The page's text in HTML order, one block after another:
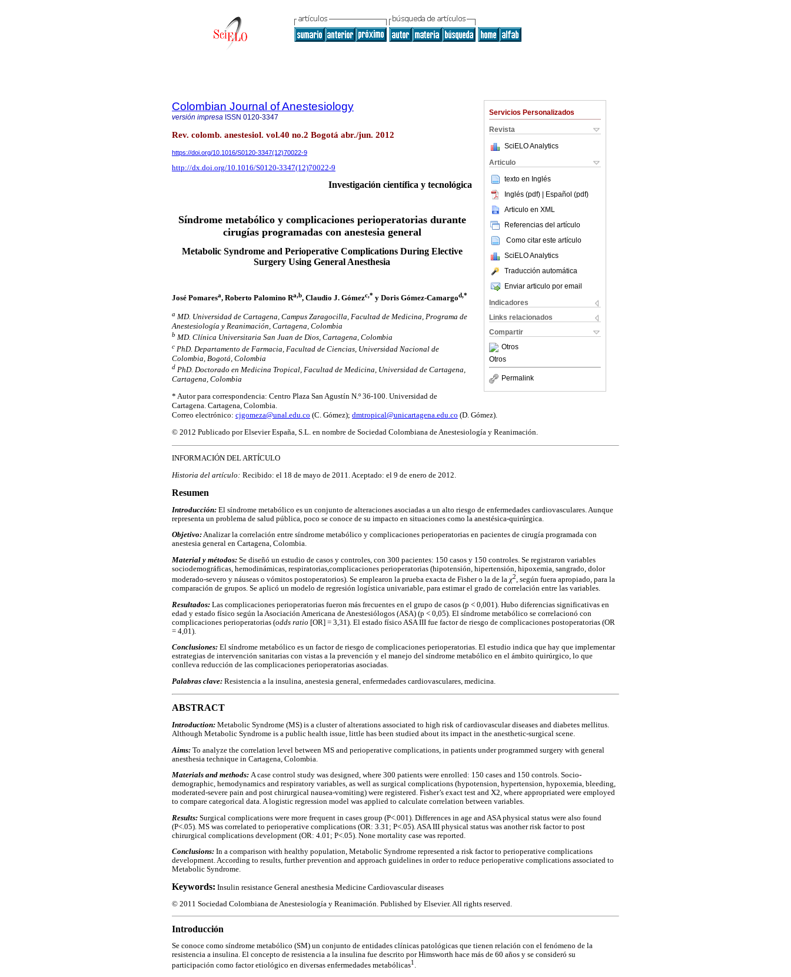
Servicios Personalizados
Revista
SciELO Analytics
Articulo
texto en Inglés
Inglés (pdf) | Español (pdf)
Articulo en XML
Referencias del artículo
Como citar este artículo
SciELO Analytics
Traducción automática
Enviar articulo por email
Indicadores
Links relacionados
Compartir
Otros
Otros
Permalink
Colombian Journal of Anestesiology
versión impresa ISSN 0120-3347
Rev. colomb. anestesiol. vol.40 no.2 Bogotá abr./jun. 2012
https://doi.org/10.1016/S0120-3347(12)70022-9
http://dx.doi.org/10.1016/S0120-3347(12)70022-9
Investigación científica y tecnológica
Síndrome metabólico y complicaciones perioperatorias durante
cirugías programadas con anestesia general
Metabolic Syndrome and Perioperative Complications During Elective
Surgery Using General Anesthesia
José Pomaresa, Roberto Palomino Ra,b, Claudio J. Gómezc,* y Doris Gómez‑Camargod,*
a MD. Universidad de Cartagena, Campus Zaragocilla, Facultad de Medicina, Programa de
Anestesiología y Reanimación, Cartagena, Colombia
b MD. Clínica Universitaria San Juan de Dios, Cartagena, Colombia
c PhD. Departamento de Farmacia, Facultad de Ciencias, Universidad Nacional de
Colombia, Bogotá, Colombia
d PhD. Doctorado en Medicina Tropical, Facultad de Medicina, Universidad de Cartagena,
Cartagena, Colombia
* Autor para correspondencia: Centro Plaza San Agustín N.º 36-100. Universidad de
Cartagena. Cartagena, Colombia.
Correo electrónico: cjgomeza@unal.edu.co (C. Gómez); dmtropical@unicartagena.edu.co (D. Gómez).
© 2012 Publicado por Elsevier España, S.L. en nombre de Sociedad Colombiana de Anestesiología y Reanimación.
INFORMACIÓN DEL ARTÍCULO
Historia del artículo: Recibido: el 18 de mayo de 2011. Aceptado: el 9 de enero de 2012.
Resumen
Introducción: El síndrome metabólico es un conjunto de alteraciones asociadas a un alto riesgo de enfermedades cardiovasculares. Aunque
representa un problema de salud pública, poco se conoce de su impacto en situaciones como la anestésica-quirúrgica.
Objetivo:Analizar la correlación entre síndrome metabólico y complicaciones perioperatorias en pacientes de cirugía programada con
anestesia general en Cartagena, Colombia.
Material y métodos: Se diseñó un estudio de casos y controles, con 300 pacientes: 150 casos y 150 controles. Se registraron variables
sociodemográficas, hemodinámicas, respiratorias,complicaciones perioperatorias (hipotensión, hipertensión, hipoxemia, sangrado, dolor
moderado-severo y náuseas o vómitos postoperatorios). Se emplearon la prueba exacta de Fisher o la de la χ2, según fuera apropiado, para la
comparación de grupos. Se aplicó un modelo de regresión logística univariable, para estimar el grado de correlación entre las variables.
Resultados: Las complicaciones perioperatorias fueron más frecuentes en el grupo de casos (p < 0,001). Hubo diferencias significativas en
edad y estado físico según la Asociación Americana de Anestesiólogos (ASA) (p < 0,05). El síndrome metabólico se correlacionó con
complicaciones perioperatorias (odds ratio [OR] = 3,31). El estado físico ASA III fue factor de riesgo de complicaciones postoperatorias (OR
= 4,01).
Conclusiones: El síndrome metabólico es un factor de riesgo de complicaciones perioperatorias. El estudio indica que hay que implementar
estrategias de intervención sanitarias con vistas a la prevención y el manejo del síndrome metabólico en el ámbito quirúrgico, lo que
conlleva reducción de las complicaciones perioperatorias asociadas.
Palabras clave: Resistencia a la insulina, anestesia general, enfermedades cardiovasculares, medicina.
ABSTRACT
Introduction: Metabolic Syndrome (MS) is a cluster of alterations associated to high risk of cardiovascular diseases and diabetes mellitus.
Although Metabolic Syndrome is a public health issue, little has been studied about its impact in the anesthetic-surgical scene.
Aims: To analyze the correlation level between MS and perioperative complications, in patients under programmed surgery with general
anesthesia technique in Cartagena, Colombia.
Materials and methods: A case control study was designed, where 300 patients were enrolled: 150 cases and 150 controls. Socio-
demographic, hemodynamics and respiratory variables, as well as surgical complications (hypotension, hypertension, hypoxemia, bleeding,
moderated-severe pain and post chirurgical nausea-vomiting) were registered. Fisher’s exact test and X2, where appropriated were employed
to compare categorical data. A logistic regression model was applied to calculate correlation between variables.
Results: Surgical complications were more frequent in cases group (P<.001). Differences in age and ASA physical status were also found
(P<.05). MS was correlated to perioperative complications (OR: 3.31; P<.05). ASA III physical status was another risk factor to post
chirurgical complications development (OR: 4.01; P<.05). None mortality case was reported.
Conclusions: In a comparison with healthy population, Metabolic Syndrome represented a risk factor to perioperative complications
development. According to results, further prevention and approach guidelines in order to reduce perioperative complications associated to
Metabolic Syndrome.
Keywords: Insulin resistance General anesthesia Medicine Cardiovascular diseases
© 2011 Sociedad Colombiana de Anestesiología y Reanimación. Published by Elsevier. All rights reserved.
Introducción
Se conoce como síndrome metabólico (SM) un conjunto de entidades clínicas patológicas que tienen relación con el fenómeno de la
resistencia a insulina. El concepto de resistencia a la insulina fue descrito por Himsworth hace más de 60 años y se consideró su
participación como factor etiológico en diversas enfermedades metabólicas1.